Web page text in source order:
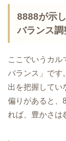
8888が示
バランス調
ここでいうカル
バランス」です
出を把握してい
偏りがあると、
れば、豊かさは